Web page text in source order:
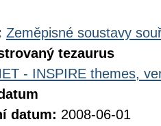
Zeměpisné soustavy
tezaurus
- INSPIRE themes,
datum: 2008-06-01